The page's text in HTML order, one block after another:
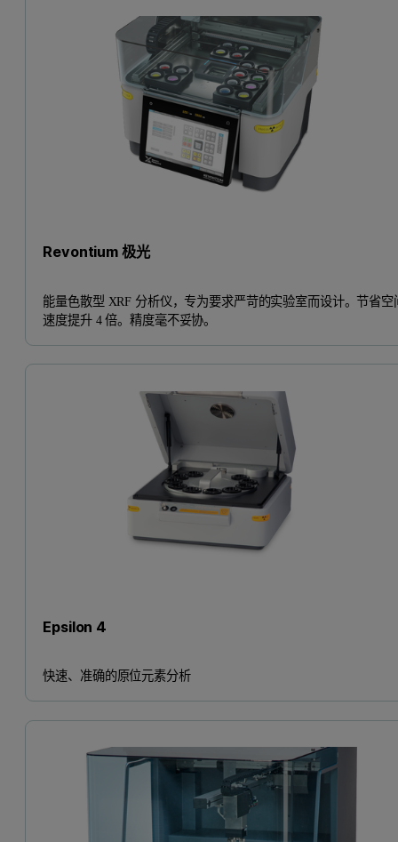
Revontium 极光
能量色散型 XRF 分析仪，专为要求严苛的实验室而设计。节省空
速度提升 4 倍。精度毫不妥协。
Epsilon 4
快速、准确的原位元素分析